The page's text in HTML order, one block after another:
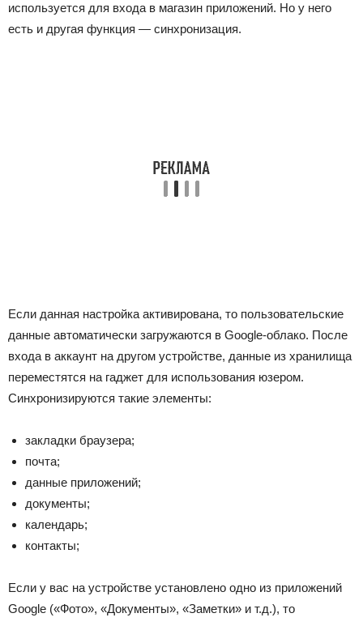
используется для входа в магазин приложений. Но у него
есть и другая функция — синхронизация.
Если данная настройка активирована, то пользовательские
данные автоматически загружаются в Google-облако. После
входа в аккаунт на другом устройстве, данные из хранилища
переместятся на гаджет для использования юзером.
Синхронизируются такие элементы:
закладки браузера;
почта;
данные приложений;
документы;
календарь;
контакты;
Если у вас на устройстве установлено одно из приложений
Google («Фото», «Документы», «Заметки» и т.д.), то